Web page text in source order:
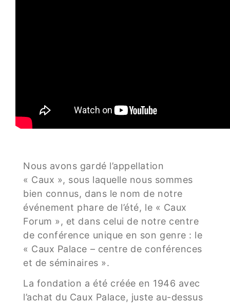
Nous avons gardé l’appellation
« Caux », sous laquelle nous sommes
bien connus, dans le nom de notre
événement phare de l’été, le « Caux
Forum », et dans celui de notre centre
de conférence unique en son genre : le
« Caux Palace – centre de conférences
et de séminaires ».
La fondation a été créée en 1946 avec
l’achat du Caux Palace, juste au-dessus